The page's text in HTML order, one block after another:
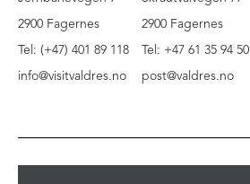
2900 Fagernes
Tel: (+47) 401 89 118
info@visitvaldres.no
2900 Fagernes
Tel: +47 61 35 94 50
post@valdres.no